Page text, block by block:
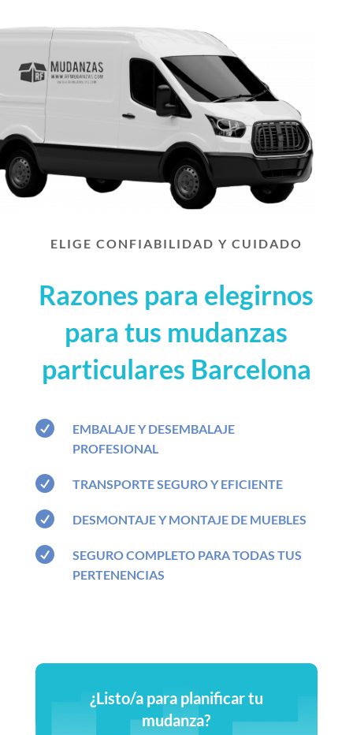
ELIGE CONFIABILIDAD Y CUIDADO
Razones para elegirnos
para tus mudanzas
particulares Barcelona

EMBALAJE Y DESEMBALAJE
PROFESIONAL
 TRANSPORTE SEGURO Y EFICIENTE
 DESMONTAJE Y MONTAJE DE MUEBLES

SEGURO COMPLETO PARA TODAS TUS
PERTENENCIAS
¿Listo/a para planificar tu
mudanza?